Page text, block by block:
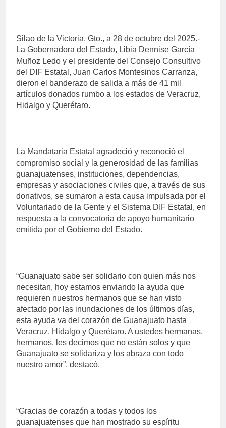
Silao de la Victoria, Gto., a 28 de octubre del 2025.-
La Gobernadora del Estado, Libia Dennise García
Muñoz Ledo y el presidente del Consejo Consultivo
del DIF Estatal, Juan Carlos Montesinos Carranza,
dieron el banderazo de salida a más de 41 mil
artículos donados rumbo a los estados de Veracruz,
Hidalgo y Querétaro.
La Mandataria Estatal agradeció y reconoció el
compromiso social y la generosidad de las familias
guanajuatenses, instituciones, dependencias,
empresas y asociaciones civiles que, a través de sus
donativos, se sumaron a esta causa impulsada por el
Voluntariado de la Gente y el Sistema DIF Estatal, en
respuesta a la convocatoria de apoyo humanitario
emitida por el Gobierno del Estado.
“Guanajuato sabe ser solidario con quien más nos
necesitan, hoy estamos enviando la ayuda que
requieren nuestros hermanos que se han visto
afectado por las inundaciones de los últimos días,
esta ayuda va del corazón de Guanajuato hasta
Veracruz, Hidalgo y Querétaro. A ustedes hermanas,
hermanos, les decimos que no están solos y que
Guanajuato se solidariza y los abraza con todo
nuestro amor”, destacó.
“Gracias de corazón a todas y todos los
guanajuatenses que han mostrado su espíritu